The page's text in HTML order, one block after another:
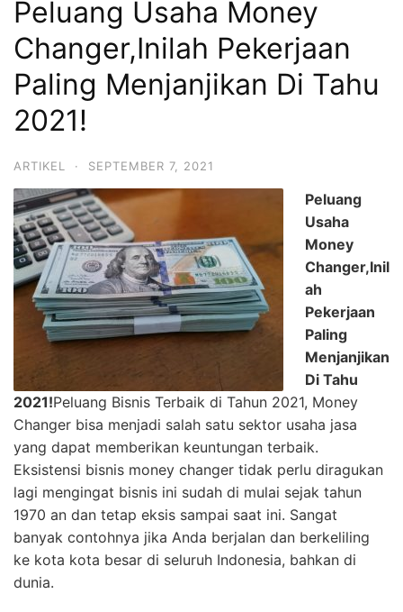
Peluang Usaha Money
Changer,Inilah Pekerjaan
Paling Menjanjikan Di Tahu
2021!
ARTIKEL · SEPTEMBER 7, 2021
Peluang
Usaha
Money
Changer,Inil
ah
Pekerjaan
Paling
Menjanjikan
Di Tahu
2021!Peluang Bisnis Terbaik di Tahun 2021, Money
Changer bisa menjadi salah satu sektor usaha jasa
yang dapat memberikan keuntungan terbaik.
Eksistensi bisnis money changer tidak perlu diragukan
lagi mengingat bisnis ini sudah di mulai sejak tahun
1970 an dan tetap eksis sampai saat ini. Sangat
banyak contohnya jika Anda berjalan dan berkeliling
ke kota kota besar di seluruh Indonesia, bahkan di
dunia.